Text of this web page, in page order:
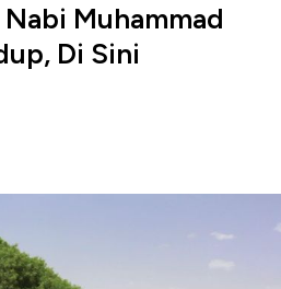
Muhammad
Di Sini